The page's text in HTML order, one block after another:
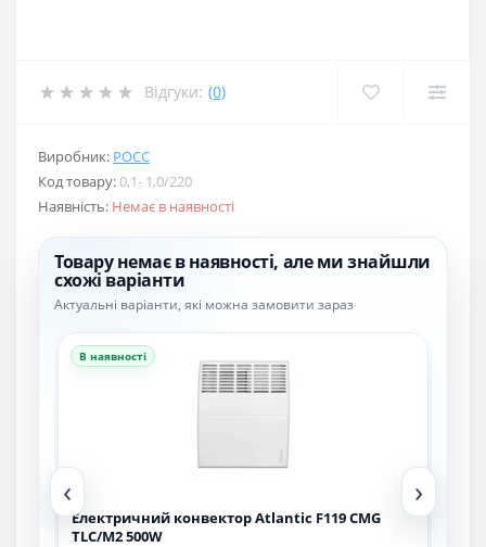
Відгуки: (0)
Виробник: РОСС
Код товару:0,1- 1,0/220
Наявність: Немає в наявності
Товару немає в наявності, але ми знайшли
схожі варіанти
Актуальні варіанти, які можна замовити зараз
‹
В наявності
Електричний конвектор Atlantic F119 CMG
TLC/M2 500W
›